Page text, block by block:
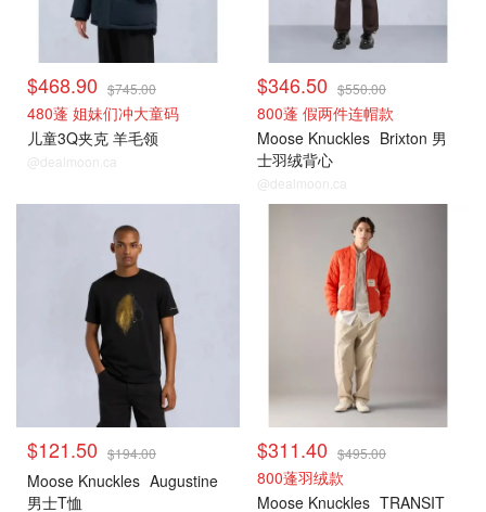
$468.90 $745.00
480蓬 姐妹们冲大童码
儿童3Q夹克 羊毛领
@dealmoon.ca
$346.50 $550.00
800蓬 假两件连帽款
Moose Knuckles Brixton 男
士羽绒背心
@dealmoon.ca
$121.50 $194.00
Moose Knuckles Augustine
男士T恤
$311.40 $495.00
800蓬羽绒款
Moose Knuckles TRANSIT